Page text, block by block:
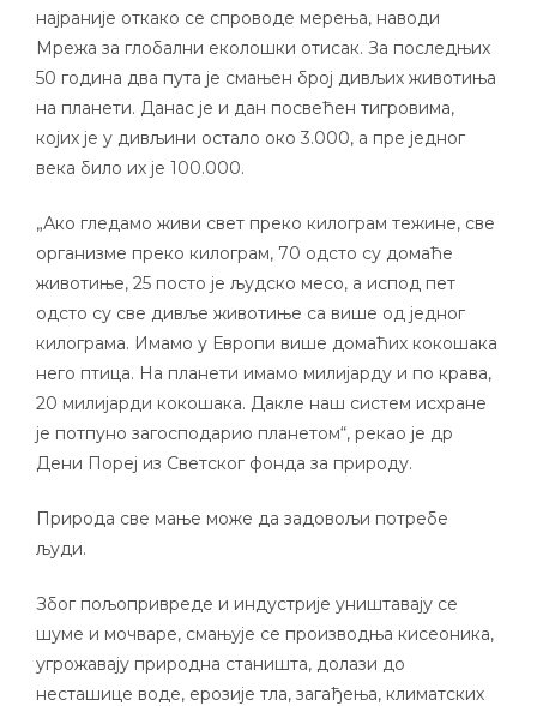
најраније откако се спроводе мерења, наводи
Мрежа за глобални еколошки отисак. За последњих
50 година два пута је смањен број дивљих животиња
на планети. Данас је и дан посвећен тигровима,
којих је у дивљини остало око 3.000, а пре једног
века било их је 100.000.
„Ако гледамо живи свет преко килограм тежине, све
организме преко килограм, 70 одсто су домаће
животиње, 25 посто је људско месо, а испод пет
одсто су све дивље животиње са више од једног
килограма. Имамо у Европи више домаћих кокошака
него птица. На планети имамо милијарду и по крава,
20 милијарди кокошака. Дакле наш систем исхране
је потпуно загосподарио планетом“, рекао је др
Дени Пореј из Светског фонда за природу.
Природа све мање може да задовољи потребе
људи.
Због пољопривреде и индустрије уништавају се
шуме и мочваре, смањује се производња кисеоника,
угрожавају природна станишта, долази до
несташице воде, ерозије тла, загађења, климатских